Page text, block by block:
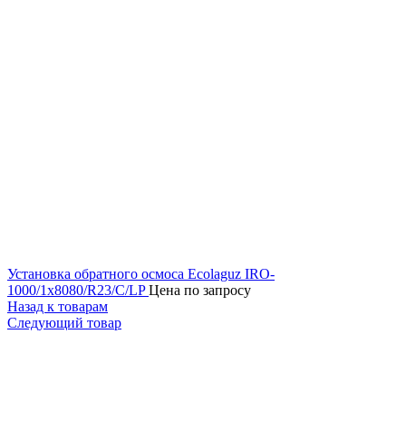
Установка обратного осмоса Ecolaguz IRO-
1000/1x8080/R23/C/LPЦена по запросу
Назад к товарам
Следующий товар